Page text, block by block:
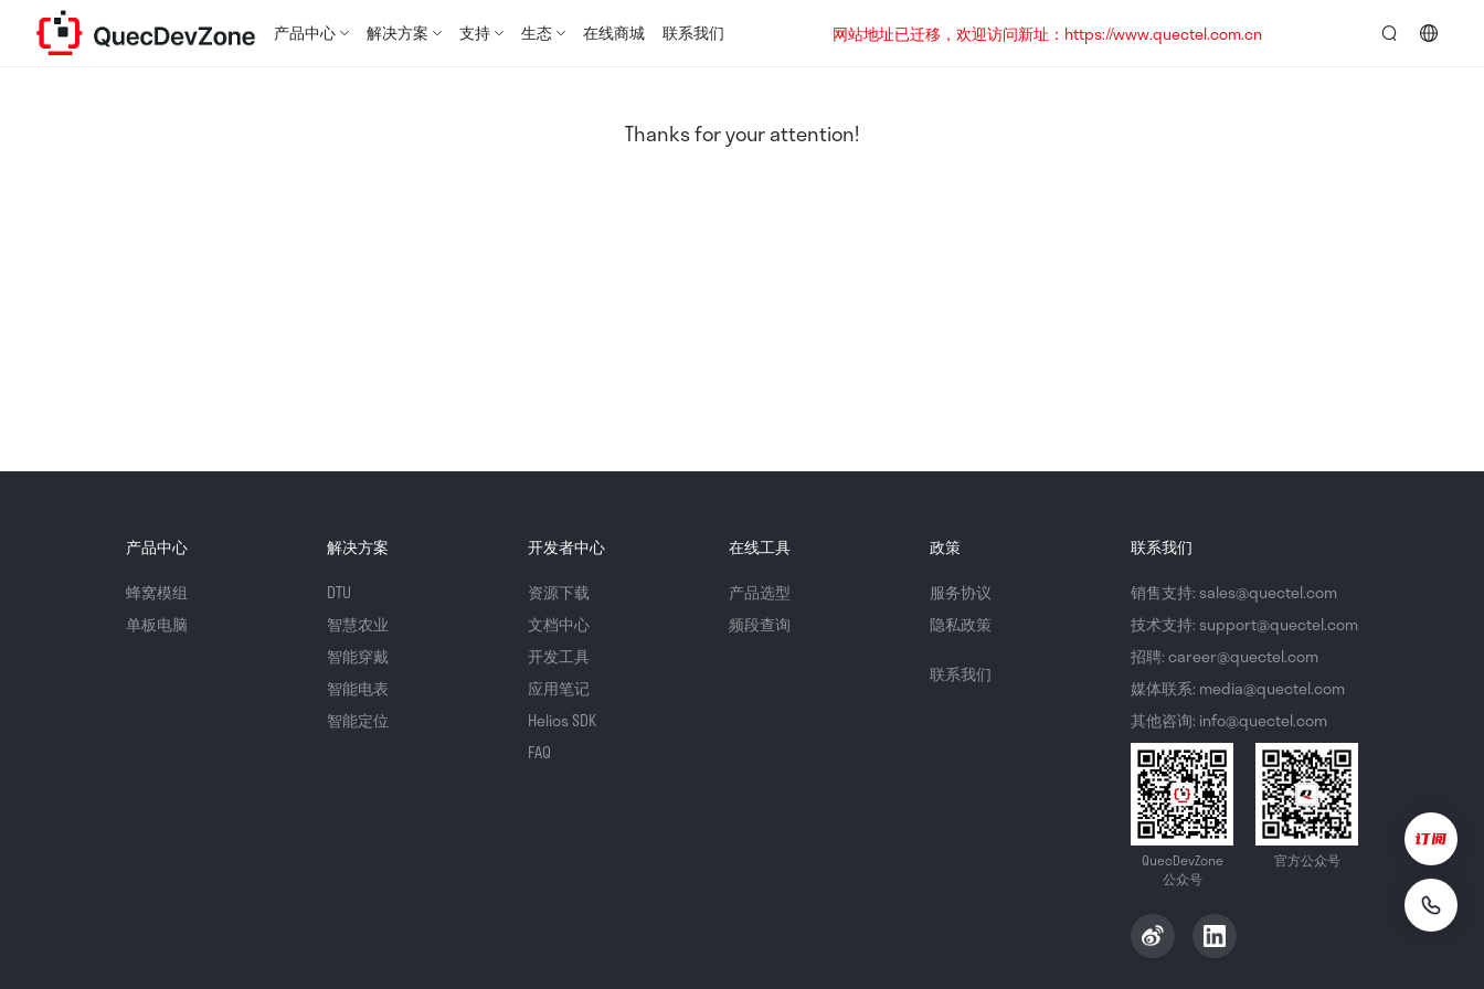
产品中心 解决方案 支持 生态 在线商城 联系我们
网站地址已迁移，欢迎访问新址：https://www.quectel.com.cn
Thanks for your attention!
产品中心
蜂窝模组
单板电脑
解决方案
DTU
智慧农业
智能穿戴
智能电表
智能定位
开发者中心
资源下载
文档中心
开发工具
应用笔记
Helios SDK
FAQ
在线工具
产品选型
频段查询
政策
服务协议
隐私政策
联系我们
联系我们
销售支持: sales@quectel.com
技术支持: support@quectel.com
招聘: career@quectel.com
媒体联系: media@quectel.com
其他咨询: info@quectel.com
QuecDevZone
公众号
官方公众号